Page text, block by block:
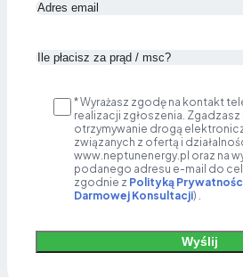
* Wyrażasz zgodę na kontakt
realizacji zgłoszenia. Zgadzasz
otrzymywanie drogą
związanych z ofertą i
www.neptunenergy.pl oraz na
podanego adresu e-mail do
zgodnie z Polityką
Darmowej Konsultacji) .
Wyślij